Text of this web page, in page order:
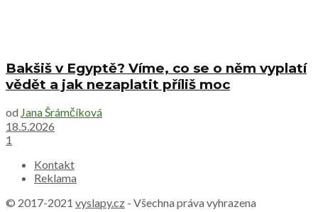
Bakšiš v Egyptě? Víme, co se o něm vyplatí
vědět a jak nezaplatit příliš moc
od Jana Šrámčíková
18.5.2026
1
Kontakt
Reklama
© 2017-2021 vyslapy.cz - Všechna práva vyhrazena